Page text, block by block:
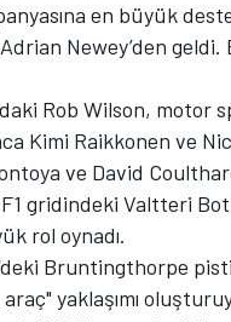
en büyük
Newey’den
Rob Wilson,
Kimi Raikkonen ve
ve David
gridindeki Valtteri
rol oynadı.
Bruntingthorpe
yaklaşımı